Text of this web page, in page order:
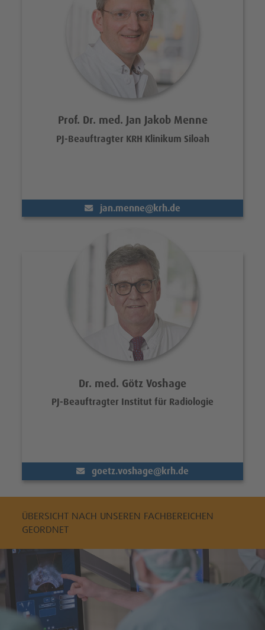
Prof. Dr. med. Jan Jakob Menne
PJ-Beauftragter KRH Klinikum Siloah
jan.menne (@)
krh.de
Dr. med. Götz Voshage
PJ-Beauftragter Institut für Radiologie
goetz.voshage (@)
krh.de
ÜBERSICHT NACH UNSEREN FACHBEREICHEN
GEORDNET